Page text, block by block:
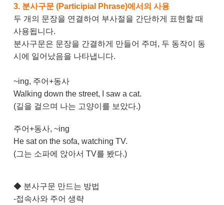
3. 분사구문 (Participial Phrase)에서의 사용
두 개의 문장을 연결하여 부사절을 간단하게 표현할 때
사용됩니다.
분사구문은 문장을 간결하게 만들어 주며, 두 동작이 동
시에 일어났음을 나타냅니다.
~ing, 주어+동사
Walking down the street, I saw a cat.
(길을 걸으며 나는 고양이를 보았다.)
주어+동사, ~ing
He sat on the sofa, watching TV.
(그는 소파에 앉아서 TV를 봤다.)
◆ 분사구문 만드는 방법
-접속사와 주어 생략